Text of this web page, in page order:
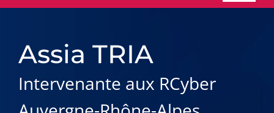
PROGRAMME
Assia TRIA
Intervenante aux RCyber